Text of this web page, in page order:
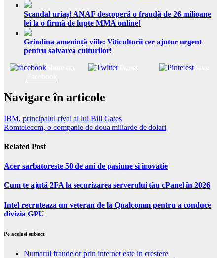
Scandal uriaș! ANAF descoperă o fraudă de 26 milioane
lei la o firmă de lupte MMA online!
Grindina amenință viile: Viticultorii cer ajutor urgent
pentru salvarea culturilor!
Tweet Save
Navigare în articole
IBM, principalul rival al lui Bill Gates
Romtelecom, o companie de doua miliarde de dolari
Related Post
Acer sarbatoreste 50 de ani de pasiune si inovatie
Cum te ajută 2FA la securizarea serverului tău cPanel în 2026
Intel recruteaza un veteran de la Qualcomm pentru a conduce
divizia GPU
Pe acelasi subiect
Numarul fraudelor prin internet este in crestere